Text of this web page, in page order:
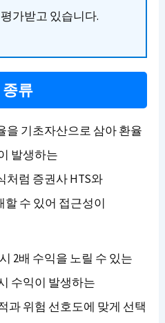
가받고 있습니다.
류
을 기초자산으로 삼아 환율
발생하는
처럼 증권사 HTS와
할 수 있어 접근성이
2배 수익을 노릴 수 있는
수익이 발생하는
과 위험 선호도에 맞게 선택